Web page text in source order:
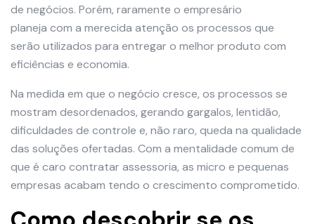
de negócios. Porém, raramente o empresário
planeja com a merecida atenção os processos que
serão utilizados para entregar o melhor produto com
eficiências e economia.
Na medida em que o negócio cresce, os processos se
mostram desordenados, gerando gargalos, lentidão,
dificuldades de controle e, não raro, queda na qualidade
das soluções ofertadas. Com a mentalidade comum de
que é caro contratar assessoria, as micro e pequenas
empresas acabam tendo o crescimento comprometido.